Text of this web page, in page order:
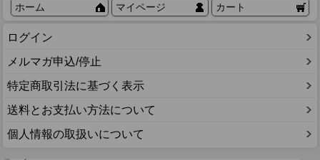
ホーム マイページ カート
ログイン
メルマガ申込/停止
特定商取引法に基づく表示
送料とお支払い方法について
個人情報の取扱いについて